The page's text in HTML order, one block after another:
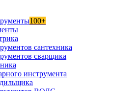
100+
сантехника
сварщика
инструмента